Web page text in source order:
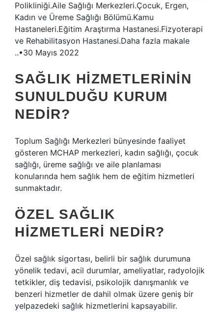
Polikliniği.Aile Sağlığı Merkezleri.Çocuk, Ergen,
Kadın ve Üreme Sağlığı Bölümü.Kamu
Hastaneleri.Eğitim Araştırma Hastanesi.Fizyoterapi
ve Rehabilitasyon Hastanesi.Daha fazla makale
..•30 Mayıs 2022
SAĞLIK HIZMETLERININ
SUNULDUĞU KURUM
NEDIR?
Toplum Sağlığı Merkezleri bünyesinde faaliyet
gösteren MCHAP merkezleri, kadın sağlığı, çocuk
sağlığı, üreme sağlığı ve aile planlaması
konularında hem sağlık hem de eğitim hizmetleri
sunmaktadır.
ÖZEL SAĞLIK
HIZMETLERI NEDIR?
Özel sağlık sigortası, belirli bir sağlık durumuna
yönelik tedavi, acil durumlar, ameliyatlar, radyolojik
tetkikler, diş tedavisi, psikolojik danışmanlık ve
benzeri hizmetler de dahil olmak üzere geniş bir
yelpazedeki sağlık hizmetlerini kapsayabilir.